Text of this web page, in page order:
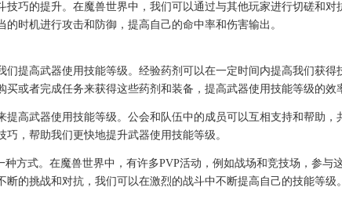
巧的提升。在魔兽世界中，我们可以通过与其他玩家进行切磋和
时机进行攻击和防御，提高自己的命中率和伤害输出。
提高武器使用技能等级。经验药剂可以在一定时间内提高我们获
或者完成任务来获得这些药剂和装备，提高武器使用技能等级的效
提高武器使用技能等级。公会和队伍中的成员可以互相支持和帮助
，帮助我们更快地提升武器使用技能等级。
方式。在魔兽世界中，有许多PVP活动，例如战场和竞技场，参与
的挑战和对抗，我们可以在激烈的战斗中不断提高自己的技能等级。